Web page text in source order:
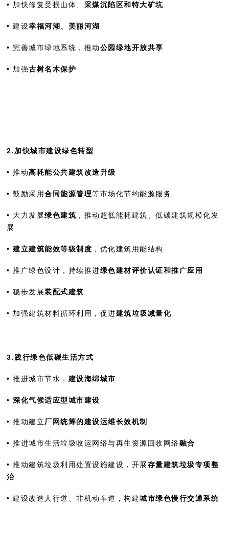
• 加快修复受损山体、 采煤沉陷区和特大矿坑
• 建设幸福河湖、美丽河湖
• 完善城市绿地系统，推动公园绿地开放共享
• 加强古树名木保护
2.加快城市建设绿色转型
• 推动高耗能公共建筑改造升级
• 鼓励采用合同能源管理等市场化节约能源服务
• 大力发展绿色建筑 ，推动超低能耗建筑、低碳建筑规模化发
展
• 建立建筑能效等级制度 ，优化建筑用能结构
• 推广绿色设计，持续推进绿色建材评价认证和推广应用
• 稳步发展装配式建筑
• 加强建筑材料循环利用，促进建筑垃圾减量化
3.践行绿色低碳生活方式
• 推进城市节水， 建设海绵城市
•深化气候适应型城市建设
• 推动建立厂网统筹的建设运维长效机制
• 推进城市生活垃圾收运网络与再生资源回收网络融合
• 推动建筑垃圾利用处置设施建设，开展存量建筑垃圾专项整
治
• 建设改造人行道、非机动车道，构建城市绿色慢行交通系统